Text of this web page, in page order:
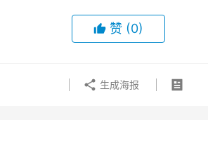
赞 (0)
生成海报